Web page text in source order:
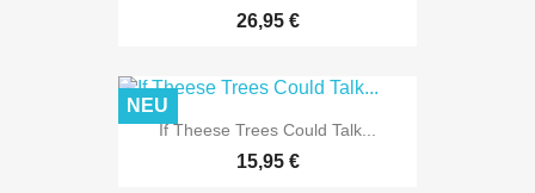
26,95 €
If Theese Trees Could Talk...
15,95 €
NEU